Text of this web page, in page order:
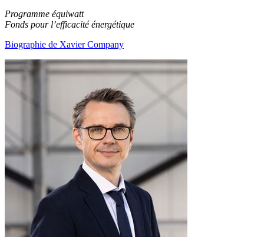
Programme équiwatt
Fonds pour l’efficacité énergétique
Biographie de Xavier Company